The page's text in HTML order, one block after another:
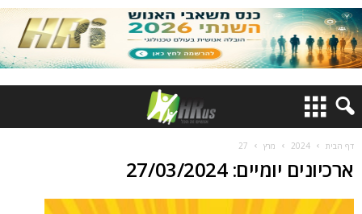
דף הבית 2024 מרץ 27
ארכיונים יומיים: 27/03/2024